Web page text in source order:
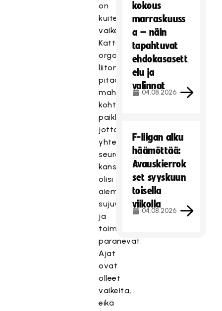
on
kuitenkin
vaikeaa.
Katto-
organisaationa
liiton
pitää
mahdollistaa
kohtaamisen
paikkoja,
jotta
yhteistyö
seurojen
kanssa
olisi
aiempaa
sujuvampaa
ja
toimintaedellytykset
paranevat.
Ajat
ovat
olleet
vaikeita,
eikä
kokous
marraskuuss
a – näin
tapahtuvat
ehdokasasett
elu ja
valinnat
04.08.2026
F-liigan alku
häämöttää:
Avauskierrok
set syyskuun
toisella
viikolla
04.08.2026